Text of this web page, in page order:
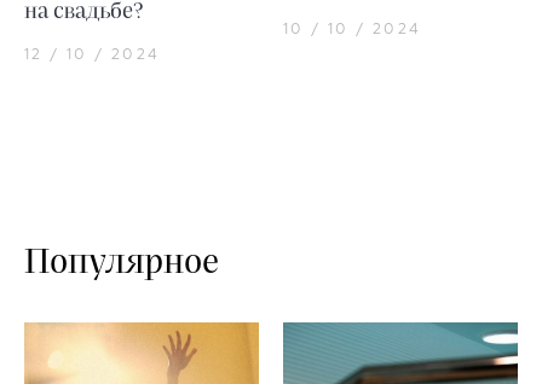
на свадьбе?
12 / 10 / 2024
10 / 10 / 2024
Популярное